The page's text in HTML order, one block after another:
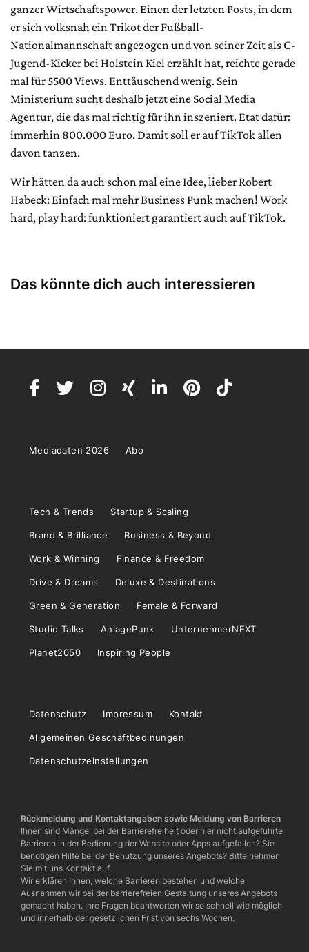
ganzer Wirtschaftspower. Einen der letzten Posts, in dem
er sich volksnah ein Trikot der Fußball-
Nationalmannschaft angezogen und von seiner Zeit als C-
Jugend-Kicker bei Holstein Kiel erzählt hat, reichte gerade
mal für 5500 Views. Enttäuschend wenig. Sein
Ministerium sucht deshalb jetzt eine Social Media
Agentur, die das mal richtig für ihn inszeniert. Etat dafür:
immerhin 800.000 Euro. Damit soll er auf TikTok allen
davon tanzen.
Wir hätten da auch schon mal eine Idee, lieber Robert
Habeck: Einfach mal mehr Business Punk machen! Work
hard, play hard: funktioniert garantiert auch auf TikTok.
Das könnte dich auch interessieren
Mediadaten 2026 Abo
Tech & Trends Startup & Scaling
Brand & Brilliance Business & Beyond
Work & Winning Finance & Freedom
Drive & Dreams Deluxe & Destinations
Green & Generation Female & Forward
Studio Talks AnlagePunk UnternehmerNEXT
Planet2050 Inspiring People
Datenschutz Impressum Kontakt
Allgemeinen Geschäftbedinungen
Datenschutzeinstellungen
Rückmeldung und Kontaktangaben sowie Meldung von Barrieren
Ihnen sind Mängel bei der Barrierefreiheit oder hier nicht aufgeführte
Barrieren in der Bedienung der Website oder Apps aufgefallen? Sie
benötigen Hilfe bei der Benutzung unseres Angebots? Bitte nehmen
Sie mit uns Kontakt auf.
Wir erklären Ihnen, welche Barrieren bestehen und welche
Ausnahmen wir bei der barrierefreien Gestaltung unseres Angebots
gemacht haben. Ihre Fragen beantworten wir so schnell wie möglich
und innerhalb der gesetzlichen Frist von sechs Wochen.